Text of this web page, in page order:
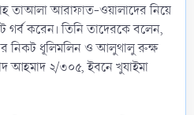
গর্ব করেন। তিনি তাদেরকে বলেন,
নিকট ধূলিমলিন ও আলুথালু রুক্ষ
আহমাদ ২/৩০৫, ইবনে খুযাইমা